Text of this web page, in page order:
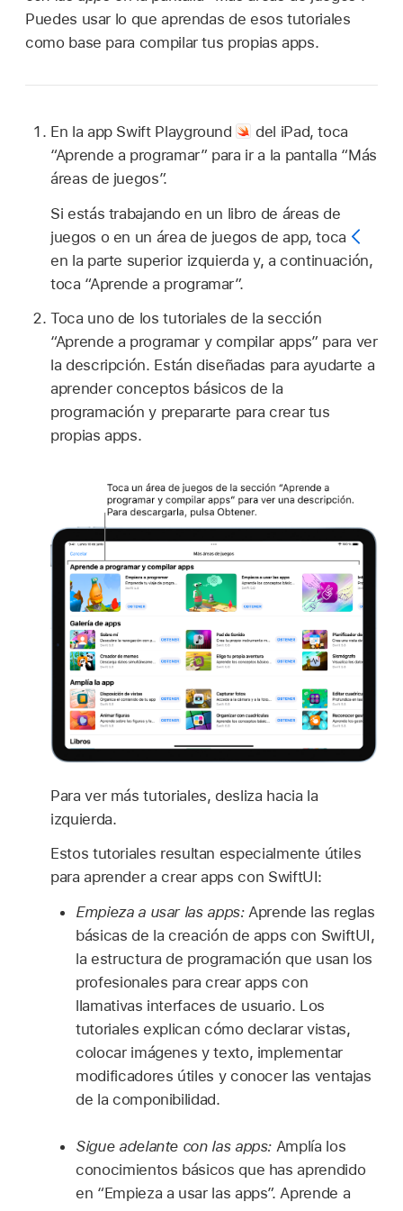
Puedes usar lo que aprendas de esos tutoriales
como base para compilar tus propias apps.
En la app Swift Playground
del iPad, toca
“Aprende a programar” para ir a la pantalla “Más
áreas de juegos”.
Si estás trabajando en un libro de áreas de
juegos o en un área de juegos de app, toca
en la parte superior izquierda y, a continuación,
toca “Aprende a programar”.
Toca uno de los tutoriales de la sección
“Aprende a programar y compilar apps” para ver
la descripción. Están diseñadas para ayudarte a
aprender conceptos básicos de la
programación y prepararte para crear tus
propias apps.
Para ver más tutoriales, desliza hacia la
izquierda.
Estos tutoriales resultan especialmente útiles
para aprender a crear apps con SwiftUI:
Empieza a usar las apps:Aprende las reglas
básicas de la creación de apps con SwiftUI,
la estructura de programación que usan los
profesionales para crear apps con
llamativas interfaces de usuario. Los
tutoriales explican cómo declarar vistas,
colocar imágenes y texto, implementar
modificadores útiles y conocer las ventajas
de la componibilidad.
Sigue adelante con las apps: Amplía los
conocimientos básicos que has aprendido
en “Empieza a usar las apps”. Aprende a